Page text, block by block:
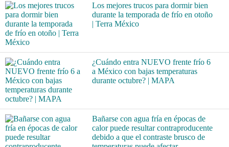
Los mejores trucos para dormir bien
durante la temporada de frío en otoño
| Terra México
¿Cuándo entra NUEVO frente frío 6
a México con bajas temperaturas
durante octubre? | MAPA
Bañarse con agua fría en épocas de
calor puede resultar contraproducente
debido a que el contraste brusco de